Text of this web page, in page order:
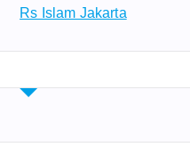
Rs Islam Jakarta